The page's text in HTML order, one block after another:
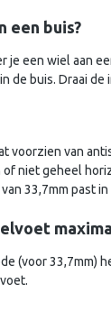
een buis?
een wiel aan
de buis. Draai
voorzien van
niet geheel
33,7mm past
(voor 33,7mm)